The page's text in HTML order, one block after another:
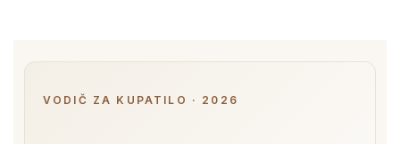
VODIČ ZA KUPATILO · 2026